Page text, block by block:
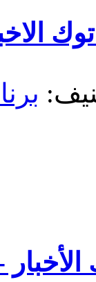
الاخبار -
- حلقة